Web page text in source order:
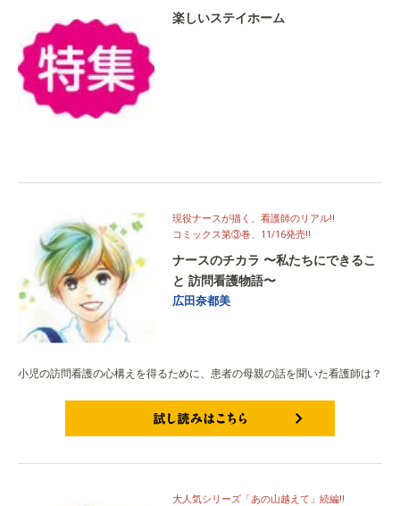
楽しいステイホーム
現役ナースが描く、看護師のリアル!!
コミックス第③巻、11/16発売!!
ナースのチカラ 〜私たちにできるこ
と 訪問看護物語〜
広田奈都美
小児の訪問看護の心構えを得るために、患者の母親の話を聞いた看護師は？
大人気シリーズ「あの山越えて」続編!!